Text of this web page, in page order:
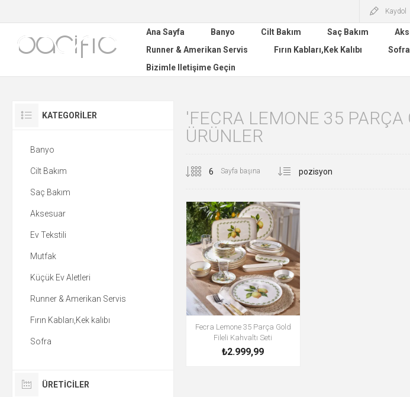
Kaydol
Ana Sayfa Banyo Cilt Bakım Saç Bakım
Runner & Amerikan Servis
Fırın Kabları,Kek Kalıbı Sofra
Bizimle Iletişime Geçin
'FECRA LEMONE 35
ÜRÜNLER
Sayfa başına
Fecra Lemone 35 Parça Gold
Fileli Kahvaltı Seti
₺2.999,99
KATEGORILER
Banyo
Cilt Bakım
Saç Bakım
Aksesuar
Ev Tekstili
Mutfak
Küçük Ev Aletleri
Runner & Amerikan Servis
Fırın Kabları,Kek kalıbı
Sofra
ÜRETICILER